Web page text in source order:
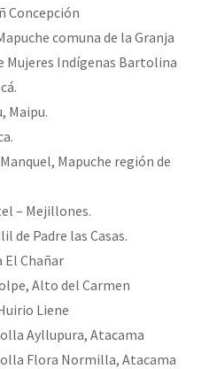
Concepción
comuna de la Granja
Mujeres Indígenas Bartolina
Maipu.
Mapuche región de
– Mejillones.
de Padre las Casas.
El Chañar
Alto del Carmen
Liene
Ayllupura, Atacama
Flora Normilla, Atacama